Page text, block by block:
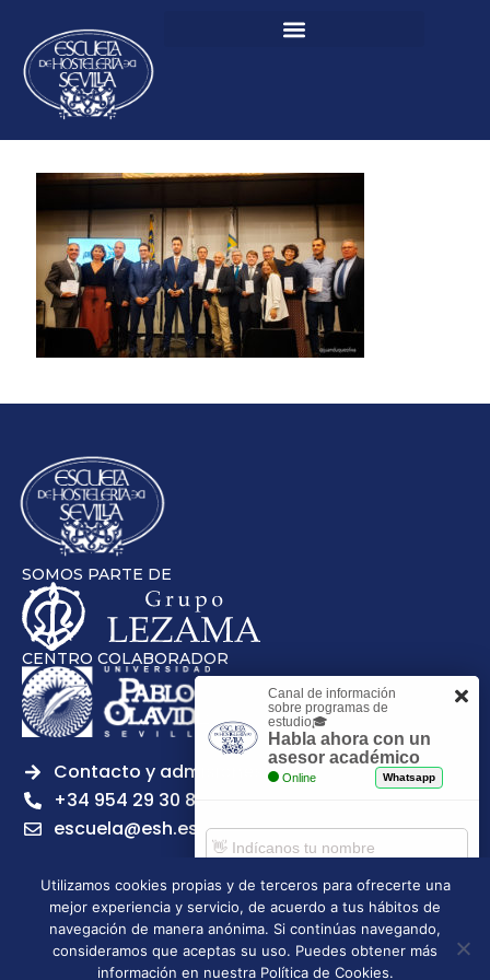
SOMOS PARTE DE
CENTRO COLABORADOR
Contacto y admisiones
+34 954 29 30 81
escuela@esh.es
Legal notice Privacy Policy
Cookies Policy
Escuela Superior de Hostelería de Sevilla | 2026 | Todos los
Utilizamos cookies propias y de terceros para ofrecerte una
mejor experiencia y servicio, de acuerdo a tus hábitos de
navegación de manera anónima. Si continúas navegando,
consideramos que aceptas su uso. Puedes obtener más
información en nuestra Política de Cookies.
Canal de información
sobre programas de
estudio🎓
Habla ahora con un
asesor académico
Online Whatsapp
Comenzar chat